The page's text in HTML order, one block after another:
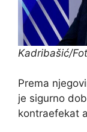
Kadribašić/
Prema
je sigurno
kontraefekat